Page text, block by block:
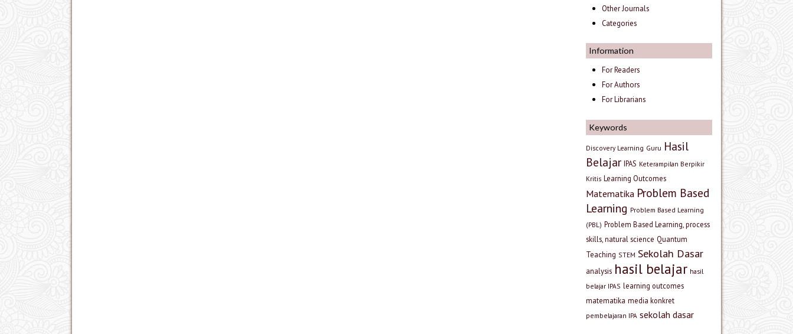
Other Journals
Categories
Information
For Readers
For Authors
For Librarians
Keywords
Discovery Learning Guru Hasil
Belajar IPAS Keterampilan Berpikir
Kritis Learning Outcomes
Matematika Problem Based
Learning Problem Based Learning
(PBL) Problem Based Learning, process
skills, natural science Quantum
Teaching STEM Sekolah Dasar
analysis hasil belajar hasil
belajar IPAS learning outcomes
matematika media konkret
pembelajaran IPA sekolah dasar